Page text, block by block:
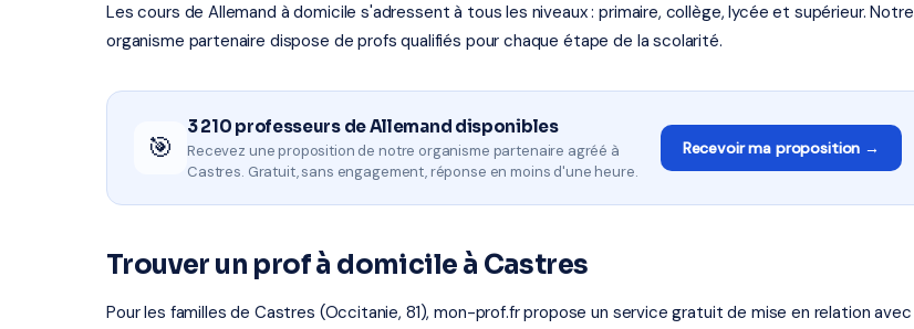
Les cours de Allemand à domicile s'adressent à tous les niveaux : primaire, collège, lycée et supérieur. Notre
organisme partenaire dispose de profs qualifiés pour chaque étape de la scolarité.
🎯
3 210 professeurs de Allemand disponibles
Recevez une proposition de notre organisme partenaire agréé à
Castres. Gratuit, sans engagement, réponse en moins d'une heure.
Recevoir ma proposition →
Trouver un prof à domicile à Castres
Pour les familles de Castres (Occitanie, 81), mon-prof.fr propose un service gratuit de mise en relation avec